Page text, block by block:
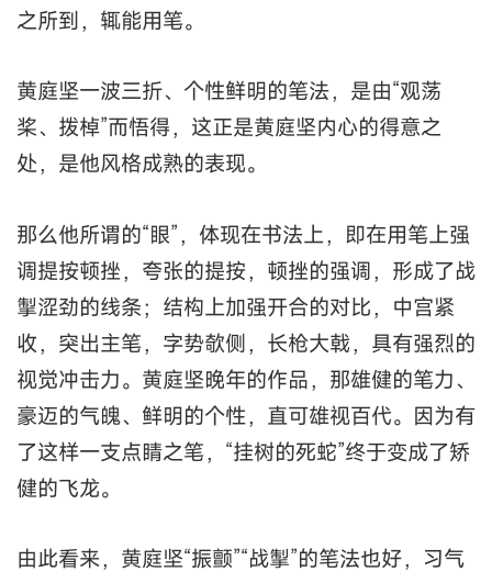
之所到，辄能用笔。
黄庭坚一波三折、个性鲜明的笔法，是由“观荡
桨、拨棹”而悟得，这正是黄庭坚内心的得意之
处，是他风格成熟的表现。
那么他所谓的“眼”，体现在书法上，即在用笔上强
调提按顿挫，夸张的提按，顿挫的强调，形成了战
掣涩劲的线条；结构上加强开合的对比，中宫紧
收，突出主笔，字势欹侧，长枪大戟，具有强烈的
视觉冲击力。黄庭坚晚年的作品，那雄健的笔力、
豪迈的气魄、鲜明的个性，直可雄视百代。因为有
了这样一支点睛之笔，“挂树的死蛇”终于变成了矫
健的飞龙。
由此看来，黄庭坚“振颤”“战掣”的笔法也好，习气